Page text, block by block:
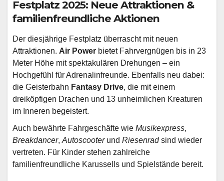
Festplatz 2025: Neue Attraktionen &
familienfreundliche Aktionen
Der diesjährige Festplatz überrascht mit neuen
Attraktionen. Air Power bietet Fahrvergnügen bis in 23
Meter Höhe mit spektakulären Drehungen – ein
Hochgefühl für Adrenalinfreunde. Ebenfalls neu dabei:
die Geisterbahn Fantasy Drive, die mit einem
dreiköpfigen Drachen und 13 unheimlichen Kreaturen
im Inneren begeistert.
Auch bewährte Fahrgeschäfte wie Musikexpress,
Breakdancer, Autoscooterund Riesenradsind wieder
vertreten. Für Kinder stehen zahlreiche
familienfreundliche Karussells und Spielstände bereit.